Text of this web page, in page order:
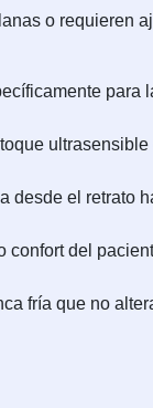
o requieren
desde el retrato
confort del
fría que no